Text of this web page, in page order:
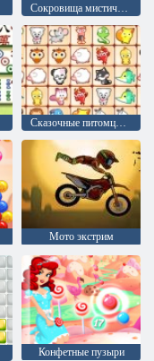
Сокровища мистического моря
Сказочные питомцы связь
Мото экстрим
Конфетные пузыри